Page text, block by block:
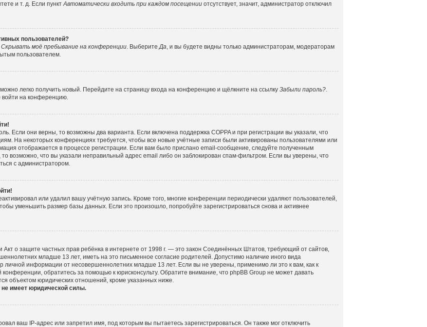
и т. д. Если пунктАвтоматически входить при каждом посещении отсутствует, значит, администратор отключил
пользователей?
Скрывать моё пребывание на конференции. ВыберитеДа, и вы будете видны только администраторам, модераторам
пользователем.
легко получить новый. Перейдите на страницу входа на конференцию и щёлкните на ссылку Забыли пароль?.
войти на конференцию.
Если они верны, то возможны два варианта. Если включена поддержка COPPA и при регистрации вы указали, что
На некоторых конференциях требуется, чтобы все новые учётные записи были активированы пользователями или
отображается в процессе регистрации. Если вам было прислано email-сообщение, следуйте полученным
возможно, что вы указали неправильный адрес email либо он заблокирован спам-фильтром. Если вы уверены, что
с администратором.
или удалил вашу учётную запись. Кроме того, многие конференции периодически удаляют пользователей,
уменьшить размер базы данных. Если это произошло, попробуйте зарегистрироваться снова и активнее
Акт о защите частных прав ребёнка в интернете от 1998 г. — это закон Соединённых Штатов, требующий от сайтов,
младше 13 лет, иметь на это письменное согласие родителей. Допустимо наличие иного вида
личной информации от несовершеннолетних младше 13 лет. Если вы не уверены, применимо ли это к вам, как к
обратитесь за помощью к юрисконсульту. Обратите внимание, что phpBB Group не может давать
объектом юридических отношений, кроме указанных ниже.
имеет юридической силы.
ваш IP-адрес или запретил имя, под которым вы пытаетесь зарегистрироваться. Он также мог отключить